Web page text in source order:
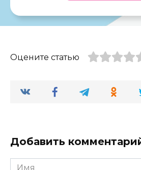
Оцените статью
Добавить
Имя